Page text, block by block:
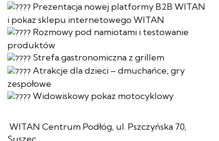
Prezentacja nowej platformy B2B WITAN
i pokaz sklepu internetowego WITAN
Rozmowy pod namiotami i testowanie
produktów
Strefa gastronomiczna z grillem
Atrakcje dla dzieci – dmuchańce, gry
zespołowe
Widowiskowy pokaz motocyklowy
WITAN Centrum Podłóg, ul. Pszczyńska 70,
Suszec